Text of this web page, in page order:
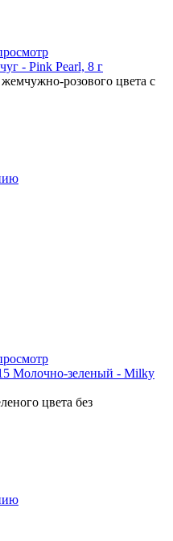
- Pink Pearl, 8 г
розового цвета с
Молочно-зеленый - Milky
цвета без